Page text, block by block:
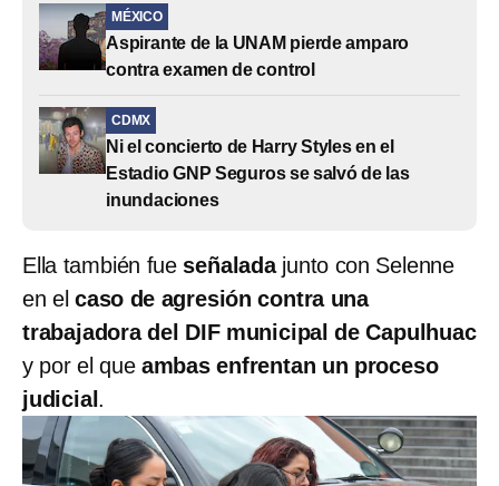
MÉXICO
Aspirante de la UNAM pierde amparo
contra examen de control
CDMX
Ni el concierto de Harry Styles en el
Estadio GNP Seguros se salvó de las
inundaciones
Ella también fue señaladajunto con Selenne
en el caso de agresión contra una
trabajadora del DIF municipal de Capulhuac
y por el que ambas enfrentan un proceso
judicial .